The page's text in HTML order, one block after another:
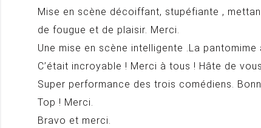
Mise en scène décoiffant, stupéfiante ,
de fougue et de plaisir. Merci.
Une mise en scène intelligente .La
C’était incroyable ! Merci à tous ! Hâte de
Super performance des trois comédiens.
Top ! Merci.
Bravo et merci.